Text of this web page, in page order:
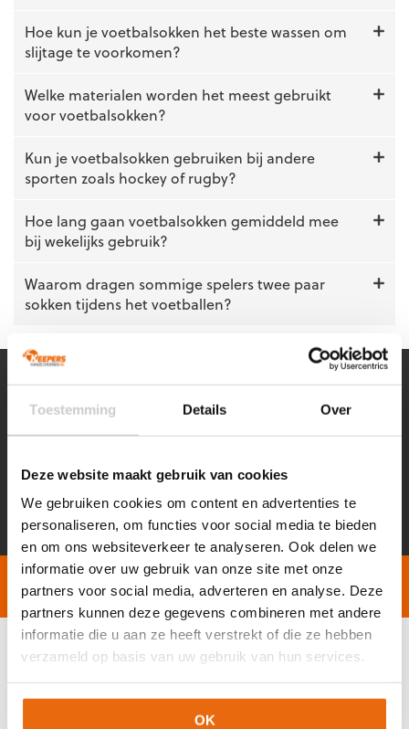
Toestemming Details Over
Deze website maakt gebruik van cookies
We gebruiken cookies om content en advertenties te
personaliseren, om functies voor social media te bieden
en om ons websiteverkeer te analyseren. Ook delen we
informatie over uw gebruik van onze site met onze
partners voor social media, adverteren en analyse. Deze
partners kunnen deze gegevens combineren met andere
informatie die u aan ze heeft verstrekt of die ze hebben
verzameld op basis van uw gebruik van hun services.
OK
worden
op
de
Hoe kun je voetbalsokken het beste wassen om
slijtage te voorkomen?
Welke materialen worden het meest gebruikt
voor voetbalsokken?
Kun je voetbalsokken gebruiken bij andere
sporten zoals hockey of rugby?
Hoe lang gaan voetbalsokken gemiddeld mee
bij wekelijks gebruik?
Waarom dragen sommige spelers twee paar
sokken tijdens het voetballen?
MELD JE AAN VOOR ONZE NIEUWSBRIEF!
E-
mailadres*
CAPTCHA
Gratis verzending vanaf €60,- Op werkdagen